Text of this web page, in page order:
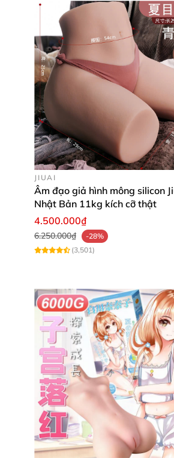
Gương Mặt Tuyệt
Đôi mắt Hoa Dao
trong trẻo vừa
Bờ môi chúm
Lớp trang điểm
gương mặt Hoa
JIUAI
Âm đạo giả hình mông silicon
Nhật Bản 11kg kích cỡ thật
4.500.000₫
6.250.000₫
-28%
(3,501)